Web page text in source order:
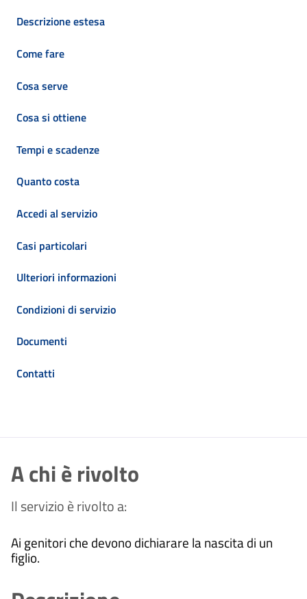
Descrizione estesa
Come fare
Cosa serve
Cosa si ottiene
Tempi e scadenze
Quanto costa
Accedi al servizio
Casi particolari
Ulteriori informazioni
Condizioni di servizio
Documenti
Contatti
A chi è rivolto
Il servizio è rivolto a:
Ai genitori che devono dichiarare la nascita di un
figlio.